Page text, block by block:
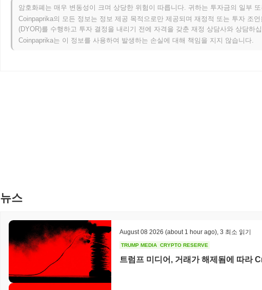
하여 블록체인 생태계에 공식적으로 진입했습니다. 초기 개발은 거래 프라이버시와
활용한 확장 가능하고 안전한 레이어 2 솔루션을 만드는 데 집중했습니다. zkLink 토
통해 이루어졌으며, 이는 참가자들에게 공평한 접근을 보장하는 것을 목표로 했습
워크를 확립하고 블록체인 솔루션의 경쟁 환경 내에서 위치를 잡는 데 기여했습니다.
zkLink의 향후 계획은 무엇인가요?
프로젝트 및 DeFi 플랫폼과 전략적 파트너십을 구축하여 생태계를 강화하고 사용
zkLink으로 무엇을 할 수 있나요?
ZKL 토큰은 zkLink 생태계 내에서 여러 실용적인 용도로 사용됩니다. 사용자는
과 상호작용할 때 거래 수수료로 ZKL을 사용할 수 있어 원활한 가치 이전과 다양한
을 스테이킹하여 네트워크 보안에 기여하고 참여에 따라 보상을 받을 수 있는 옵션
될 수 있어 보유자가 프로토콜 업그레이드 및 변경에 대한 의사 결정 과정에 참여할
암호화폐는 매우 변동성이 크며 상당한 위험이 따릅니다. 귀하는 투자금의 일부
Coinpaprika의 모든 정보는 정보 제공 목적으로만 제공되며 재정적 또는 투자 조
(DYOR)를 수행하고 투자 결정을 내리기 전에 자격을 갖춘 재정 상담사와 상담하십
Coinpaprika는 이 정보를 사용하여 발생하는 손실에 대해 책임을 지지 않습니다.
뉴스
August 08 2026 (about 1 hour ago) 3 최소 읽기
TRUMP MEDIA CRYPTO RESERVE
트럼프 미디어, 거래가 해제됨에 따라